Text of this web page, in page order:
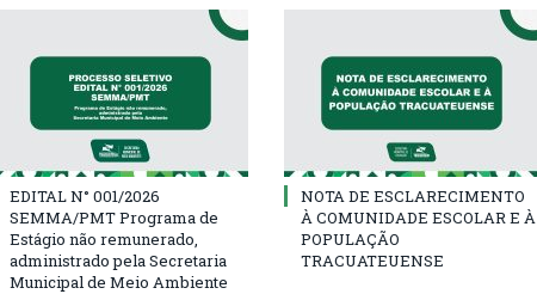
EDITAL N° 001/2026
SEMMA/PMT Programa de
Estágio não remunerado,
administrado pela Secretaria
Municipal de Meio Ambiente
NOTA DE ESCLARECIMENTO
À COMUNIDADE ESCOLAR E À
POPULAÇÃO
TRACUATEUENSE